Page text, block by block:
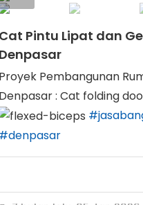
Cat Pintu Lipat dan
Denpasar
Proyek Pembangunan
Denpasar : Cat folding
#denpasar